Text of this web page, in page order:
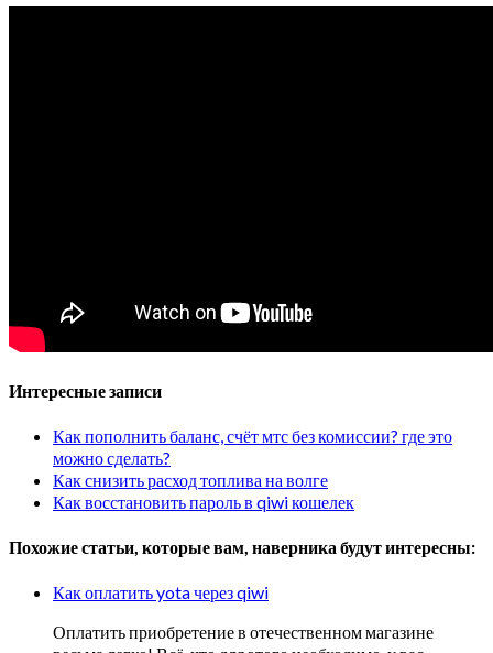
Интересные записи
Как пополнить баланс, счёт мтс без комиссии? где это
можно сделать?
Как снизить расход топлива на волге
Как восстановить пароль в qiwi кошелек
Похожие статьи, которые вам, наверника будут интересны:
Как оплатить yota через qiwi
Оплатить приобретение в отечественном магазине